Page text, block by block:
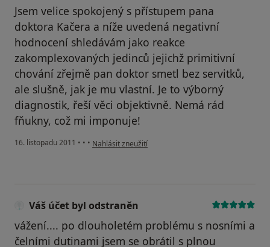
Jsem velice spokojený s přístupem pana
doktora Kačera a níže uvedená negativní
hodnocení shledávám jako reakce
zakomplexovaných jedinců jejichž primitivní
chování zřejmě pan doktor smetl bez servitků,
ale slušně, jak je mu vlastní. Je to výborný
diagnostik, řeší věci objektivně. Nemá rád
fňukny, což mi imponuje!
16. listopadu 2011 • • • podle názoru uživatele Váš účet byl odstraněn
Nahlásit zneužití
Váš účet byl odstraněn
vážení.... po dlouholetém problému s nosními a
čelními dutinami jsem se obrátil s plnou